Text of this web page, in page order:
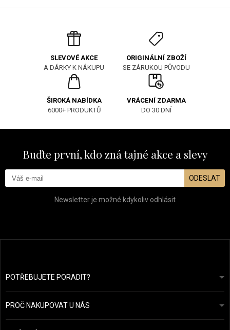
SLEVOVÉ AKCE
A DÁRKY K NÁKUPU
ORIGINÁLNÍ ZBOŽÍ
SE ZÁRUKOU PŮVODU
ŠIROKÁ NABÍDKA
6000+ PRODUKTŮ
VRÁCENÍ ZDARMA
DO 30 DNÍ
Buďte první, kdo zná tajné akce a slevy
ODESLAT
Newsletter je možné kdykoliv odhlásit
POTŘEBUJETE PORADIT?info@prozdravevlasy.cz
Odpovíme do 24 hodin.
PROČ NAKUPOVAT U NÁS
Obchodní podmínky
Ochrana osobních údajů
Přehled plateb a dopravy
Náš příběh